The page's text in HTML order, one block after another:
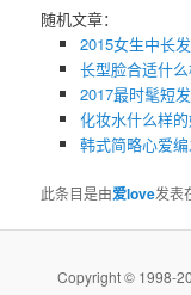
随机文章：
2015女生中长
长型脸合适什
2017最时髦短
化妆水什么样
韩式简略心爱
此条目是由爱love发表
Copyright © 1998-